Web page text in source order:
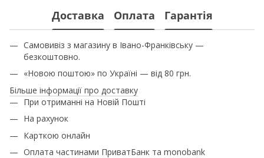
Доставка Оплата Гарантія
Самовивіз з магазину в Івано-Франківську —
безкоштовно.
«Новою поштою» по Україні — від 80 грн.
Більше інформації про доставку
При отриманні на Новій Пошті
На рахунок
Карткою онлайн
Оплата частинами ПриватБанк та monobank